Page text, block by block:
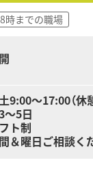
時までの職場
9:00～17:00（休
5日
ト制
＆曜日ご相談く